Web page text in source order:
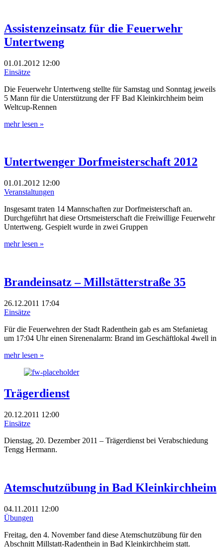
Assistenzeinsatz für die Feuerwehr
Untertweng
01.01.2012 12:00
Einsätze
Die Feuerwehr Untertweng stellte für Samstag und Sonntag jeweils
5 Mann für die Unterstützung der FF Bad Kleinkirchheim beim
Weltcup-Rennen
mehr lesen »
Untertwenger Dorfmeisterschaft 2012
01.01.2012 12:00
Veranstaltungen
Insgesamt traten 14 Mannschaften zur Dorfmeisterschaft an.
Durchgeführt hat diese Ortsmeisterschaft die Freiwillige Feuerwehr
Untertweng. Gespielt wurde in zwei Gruppen
mehr lesen »
Brandeinsatz – Millstätterstraße 35
26.12.2011 17:04
Einsätze
Für die Feuerwehren der Stadt Radenthein gab es am Stefanietag
um 17:04 Uhr einen Sirenenalarm: Brand im Geschäftlokal 4well in
mehr lesen »
Trägerdienst
20.12.2011 12:00
Einsätze
Dienstag, 20. Dezember 2011 – Trägerdienst bei Verabschiedung
Tengg Hermann.
Atemschutzübung in Bad Kleinkirchheim
04.11.2011 12:00
Übungen
Freitag, den 4. November fand diese Atemschutzübung für den
Abschnitt Millstatt-Radenthein in Bad Kleinkirchheim statt.